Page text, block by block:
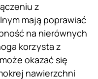
z
mają poprawiać
na nierównych
korzysta z
okazać się
nawierzchni